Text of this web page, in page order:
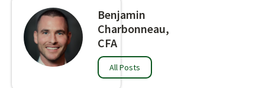
Benjamin
Charbonneau,
CFA
All Posts